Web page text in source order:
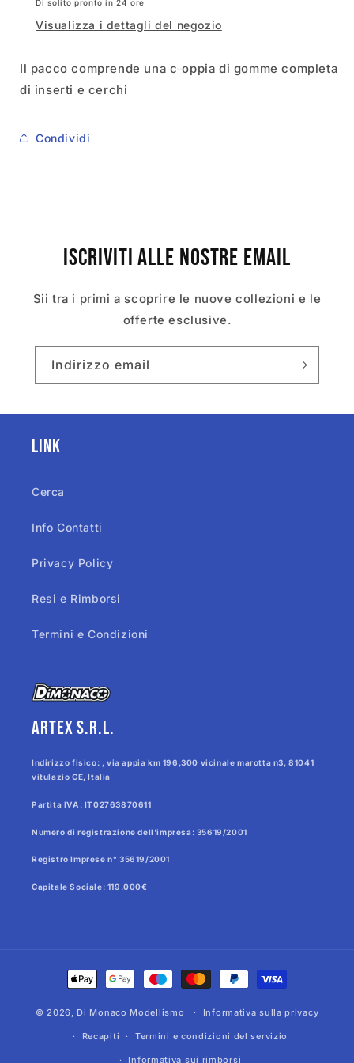
Di solito pronto in 24 ore
Visualizza i dettagli del negozio
Il pacco comprende una c oppia di gomme completa
di inserti e cerchi
Condividi
Iscriviti alle nostre email
Sii tra i primi a scoprire le nuove collezioni e le
offerte esclusive.
Indirizzo email
Link
Cerca
Info Contatti
Privacy Policy
Resi e Rimborsi
Termini e Condizioni
Artex s.r.l.
Indirizzo fisico: , via appia km 196,300 vicinale marotta n3, 81041
vitulazio CE, Italia
Partita IVA: IT02763870611
Numero di registrazione dell'impresa: 35619/2001
Registro Imprese n° 35619/2001
Capitale Sociale: 119.000€
Metodi
di
pagamento
© 2026, Di Monaco Modellismo Informativa sulla privacy
Recapiti Termini e condizioni del servizio
Informativa sui rimborsi